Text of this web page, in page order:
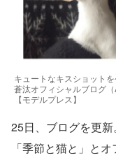
キュートなキスショット
蒼汰オフィシャルブログ
【モデルプレス】
25日、ブログを更新
「季節と猫と」と